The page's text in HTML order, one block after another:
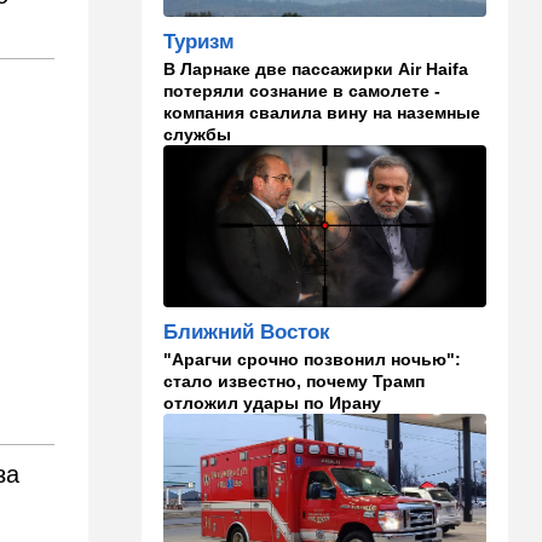
09:00 В мире
Детали инцидента в
аэропорту Лейпцига: чудо
спасло от чудовищного
взрыва
В мире
Подросток открыл огонь в
школе под Бангкоком:
погибли семь человек
07:55 Израиль
Израиль разрабатывает
собственный малозаметный
боевой беспилотник нового
поколения
07:50 Ближний Восток
Стоп Израилю, стоп
Америке: в Иране готовят
законопроект по Ормузу
Туризм
В Ларнаке две пассажирки Air Haifa
потеряли сознание в самолете -
компания свалила вину на наземные
службы
Ближний Восток
"Арагчи срочно позвонил ночью":
стало известно, почему Трамп
отложил удары по Ирану